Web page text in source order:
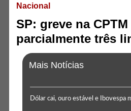
Nacional
SP: greve na
parcialmente três
Mais Notícias
Dólar cai, ouro estável e Ibovespa